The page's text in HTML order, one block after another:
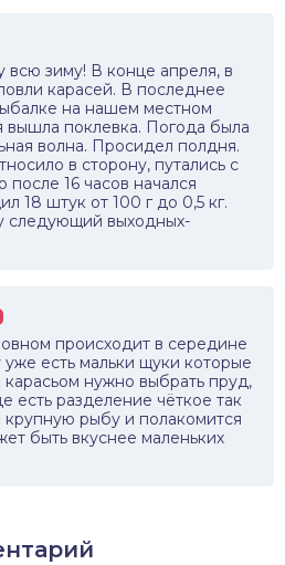
всю зиму! В конце апреля, в
карасей. В последнее
на нашем местном
вышла поклевка. Погода была
волна. Просидел полдня.
в сторону, путались с
16 часов начался
18 штук от 100 г до 0,5 кг.
следующий выходных-
происходит в середине
есть мальки щуки которые
карасьом нужно выбрать пруд,
есть разделение чёткое так
рыбу и полакомится
быть вкуснее маленьких